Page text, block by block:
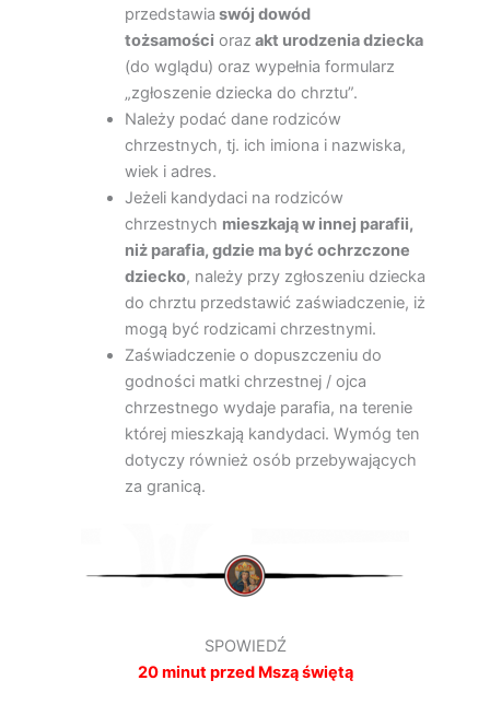
przedstawia swój dowód
tożsamości oraz akt urodzenia dziecka
(do wglądu) oraz wypełnia formularz
„zgłoszenie dziecka do chrztu”.
Należy podać dane rodziców
chrzestnych, tj. ich imiona i nazwiska,
wiek i adres.
Jeżeli kandydaci na rodziców
chrzestnych mieszkają w innej parafii,
niż parafia, gdzie ma być ochrzczone
dziecko, należy przy zgłoszeniu dziecka
do chrztu przedstawić zaświadczenie, iż
mogą być rodzicami chrzestnymi.
Zaświadczenie o dopuszczeniu do
godności matki chrzestnej / ojca
chrzestnego wydaje parafia, na terenie
której mieszkają kandydaci. Wymóg ten
dotyczy również osób przebywających
za granicą.
SPOWIEDŹ
20 minut przed Mszą świętą